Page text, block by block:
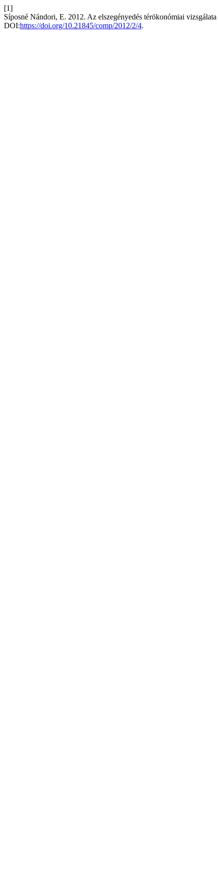
[1]
Síposné Nándori, E. 2012. Az elszegényedés térökonómiai
DOI:https://doi.org/10.21845/comp/2012/2/4.